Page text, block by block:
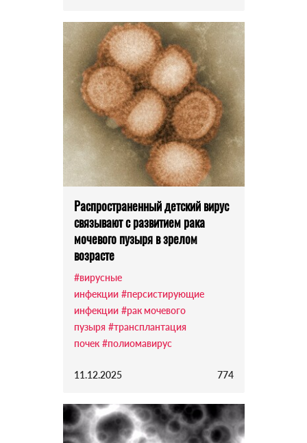
Распространенный детский вирус
связывают с развитием рака
мочевого пузыря в зрелом
возрасте
#вирусные
инфекции #персистирующие
инфекции #рак мочевого
пузыря #трансплантация
почек #полиомавирус
11.12.2025 774